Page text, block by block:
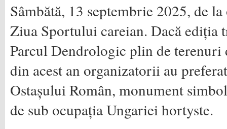
Sâmbătă, 13 septembrie 2025, de
Ziua Sportului careian. Dacă ediția
Parcul Dendrologic plin de terenuri
din acest an organizatorii au
Ostașului Român, monument
de sub ocupația Ungariei hortyste.